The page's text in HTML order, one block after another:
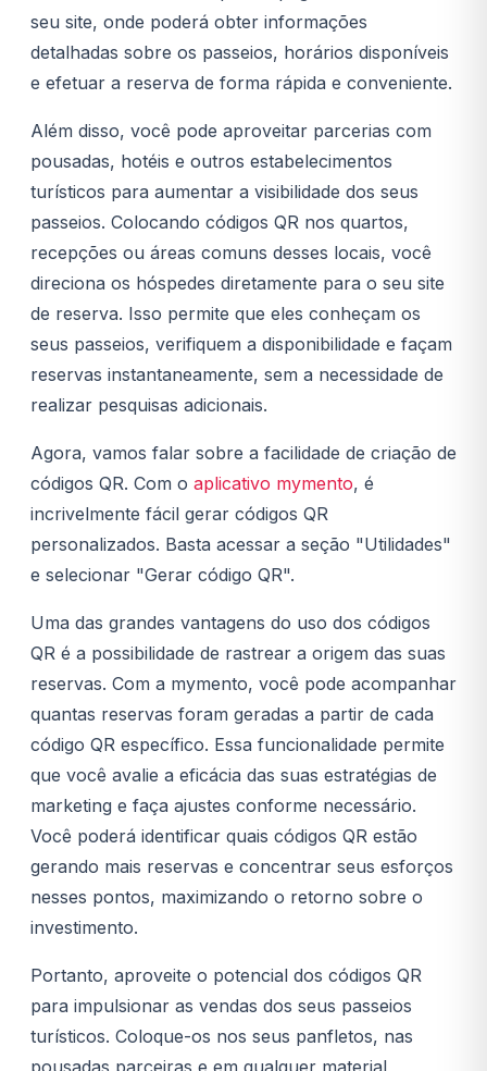
seu site, onde poderá obter informações
detalhadas sobre os passeios, horários disponíveis
e efetuar a reserva de forma rápida e conveniente.
Além disso, você pode aproveitar parcerias com
pousadas, hotéis e outros estabelecimentos
turísticos para aumentar a visibilidade dos seus
passeios. Colocando códigos QR nos quartos,
recepções ou áreas comuns desses locais, você
direciona os hóspedes diretamente para o seu site
de reserva. Isso permite que eles conheçam os
seus passeios, verifiquem a disponibilidade e façam
reservas instantaneamente, sem a necessidade de
realizar pesquisas adicionais.
Agora, vamos falar sobre a facilidade de criação de
códigos QR. Com o aplicativo mymento, é
incrivelmente fácil gerar códigos QR
personalizados. Basta acessar a seção "Utilidades"
e selecionar "Gerar código QR".
Uma das grandes vantagens do uso dos códigos
QR é a possibilidade de rastrear a origem das suas
reservas. Com a mymento, você pode acompanhar
quantas reservas foram geradas a partir de cada
código QR específico. Essa funcionalidade permite
que você avalie a eficácia das suas estratégias de
marketing e faça ajustes conforme necessário.
Você poderá identificar quais códigos QR estão
gerando mais reservas e concentrar seus esforços
nesses pontos, maximizando o retorno sobre o
investimento.
Portanto, aproveite o potencial dos códigos QR
para impulsionar as vendas dos seus passeios
turísticos. Coloque-os nos seus panfletos, nas
pousadas parceiras e em qualquer material